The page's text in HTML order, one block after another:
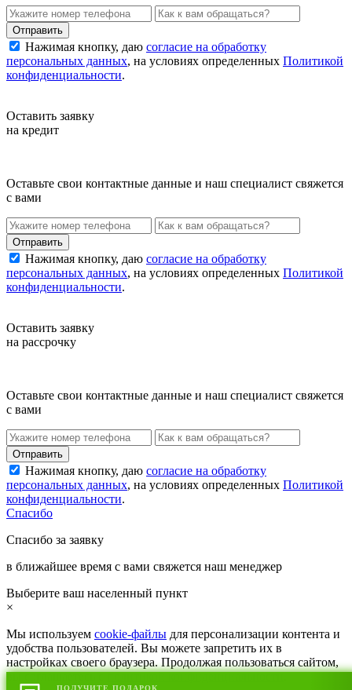
Нажимая кнопку, даю согласие на обработку
персональных данных, на условиях определенных Политикой
конфиденциальности.
Оставить заявку
на кредит
Оставьте свои контактные данные и наш специалист свяжется
с вами
Нажимая кнопку, даю согласие на обработку
персональных данных, на условиях определенных Политикой
конфиденциальности.
Оставить заявку
на рассрочку
Оставьте свои контактные данные и наш специалист свяжется
с вами
Нажимая кнопку, даю согласие на обработку
персональных данных, на условиях определенных Политикой
конфиденциальности.
Спасибо
Спасибо за заявку
в ближайшее время с вами свяжется наш менеджер
ПОЛУЧИТЕ ПОДАРОК
Выберите ваш населенный пункт
×
Мы используем cookie-файлы для персонализации контента и
удобства пользователей. Вы можете запретить их в
настройках своего браузера. Продолжая пользоваться сайтом,
вы соглашаетесь сполитикой конфиденциальности.